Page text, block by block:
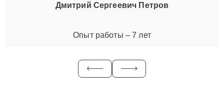
Дмитрий Сергеевич Петров
Опыт работы – 7 лет